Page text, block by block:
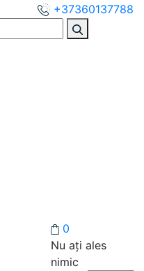
+37360137788
0
Nu ați ales
nimic